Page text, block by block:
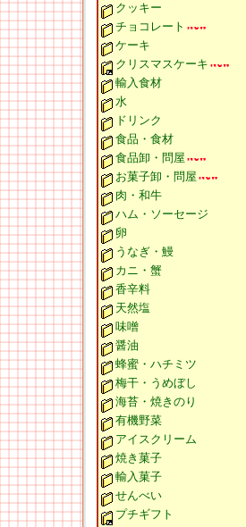
クッキー
チョコレート
ケーキ
クリスマスケーキ
輸入食材
水
ドリンク
食品・食材
食品卸・問屋
お菓子卸・問屋
肉・和牛
ハム・ソーセージ
卵
うなぎ・鰻
カニ・蟹
香辛料
天然塩
味噌
醤油
蜂蜜・ハチミツ
梅干・うめぼし
海苔・焼きのり
有機野菜
アイスクリーム
焼き菓子
輸入菓子
せんべい
プチギフト